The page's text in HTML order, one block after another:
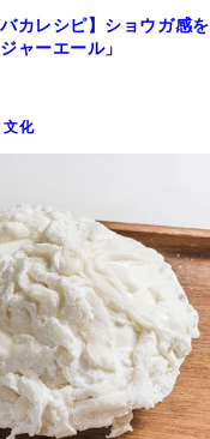
カレシピ】ショウガ感を
ャーエール」
文化